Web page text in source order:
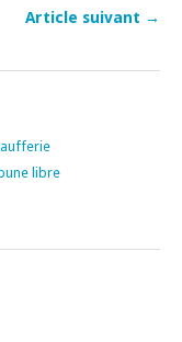
Article suivant →
libre